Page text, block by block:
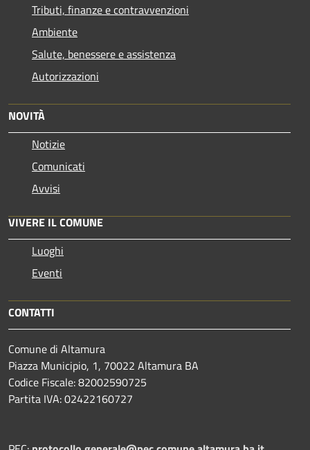
Tributi, finanze e contravvenzioni
Ambiente
Salute, benessere e assistenza
Autorizzazioni
NOVITÀ
Notizie
Comunicati
Avvisi
VIVERE IL COMUNE
Luoghi
Eventi
CONTATTI
Comune di Altamura
Piazza Municipio, 1, 70022 Altamura BA
Codice Fiscale: 82002590725
Partita IVA: 02422160727